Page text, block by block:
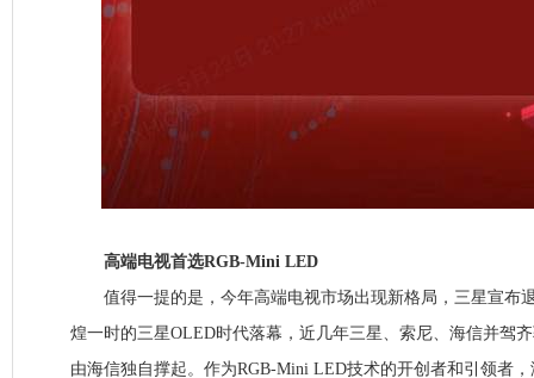
高端电视首选RGB-Mini LED
值得一提的是，今年高端电视市场出现新格局，三星宣布
煌一时的三星OLED时代落幕，近几年三星、索尼、海信并驾
由海信独自撑起。作为RGB-Mini LED技术的开创者和引领者